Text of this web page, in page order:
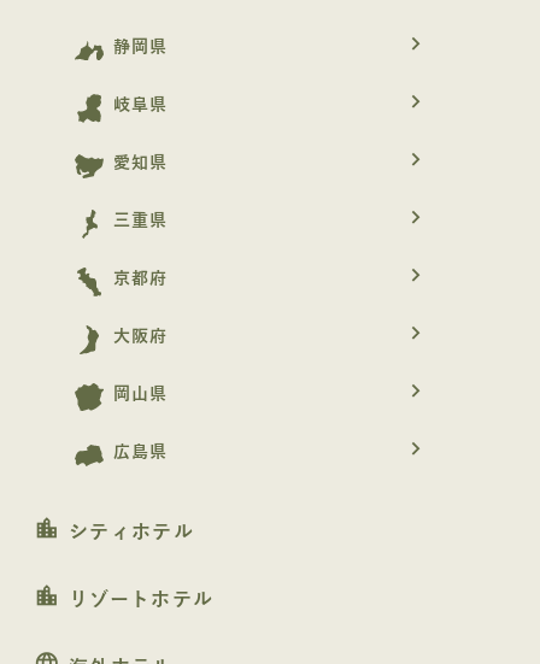
静岡県 navigate_next
岐阜県 navigate_next
愛知県 navigate_next
三重県 navigate_next
京都府 navigate_next
大阪府 navigate_next
岡山県 navigate_next
広島県 navigate_next
location_city シティホテル
location_city リゾートホテル